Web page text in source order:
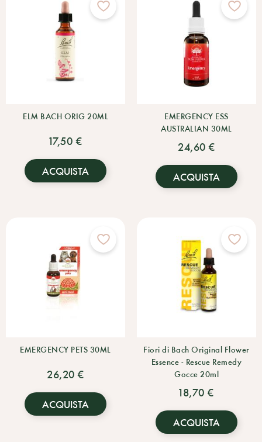
ELM BACH ORIG 20ML
17,50 €
ACQUISTA
EMERGENCY ESS
AUSTRALIAN 30ML
24,60 €
ACQUISTA
EMERGENCY PETS 30ML
26,20 €
ACQUISTA
Fiori di Bach Original Flower
Essence - Rescue Remedy
Gocce 20ml
18,70 €
ACQUISTA